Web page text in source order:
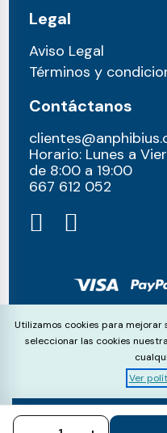
Legal
Aviso Legal
Términos y
Contáctanos
Horario: Lunes a
de 8:00 a 19:00
667 612 052​
©
Pago
Cookie Consent
Utilizamos cookies para
seleccionar las cookies
Ver
Aceptar